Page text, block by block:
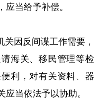
当给予补偿。
因反间谍工作需要，
海关、移民管理等检
利，对有关资料、器
当依法予以协助。